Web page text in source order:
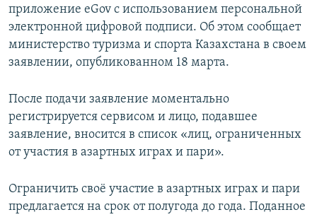
приложение eGov с использованием персональной
электронной цифровой подписи. Об этом сообщает
министерство туризма и спорта Казахстана в своем
заявлении, опубликованном 18 марта.
После подачи заявление моментально
регистрируется сервисом и лицо, подавшее
заявление, вносится в список «лиц, ограниченных
от участия в азартных играх и пари».
Ограничить своё участие в азартных играх и пари
предлагается на срок от полугода до года. Поданное